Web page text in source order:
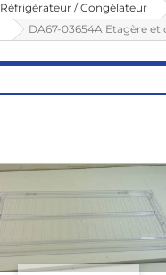
Réfrigérateur / Congélateur
DA67-03654A Etagère et